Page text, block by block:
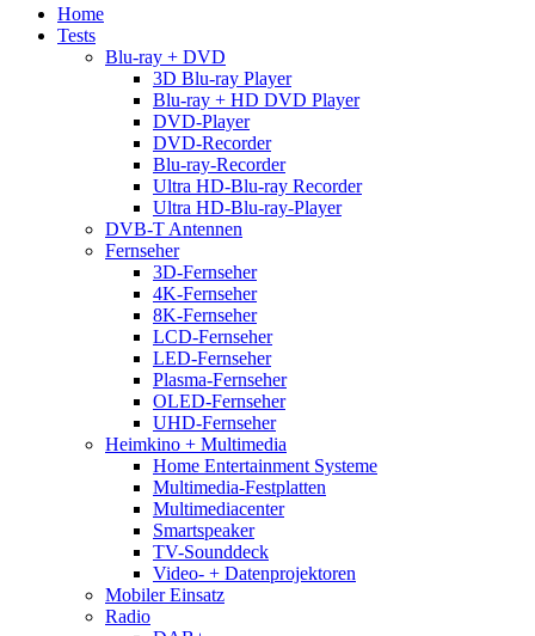
Close
Menu
Home
Tests
Blu-ray + DVD
3D Blu-ray Player
Blu-ray + HD DVD Player
DVD-Player
DVD-Recorder
Blu-ray-Recorder
Ultra HD-Blu-ray Recorder
Ultra HD-Blu-ray-Player
DVB-T Antennen
Fernseher
3D-Fernseher
4K-Fernseher
8K-Fernseher
LCD-Fernseher
LED-Fernseher
Plasma-Fernseher
OLED-Fernseher
UHD-Fernseher
Heimkino + Multimedia
Home Entertainment Systeme
Multimedia-Festplatten
Multimediacenter
Smartspeaker
TV-Sounddeck
Video- + Datenprojektoren
Mobiler Einsatz
Radio